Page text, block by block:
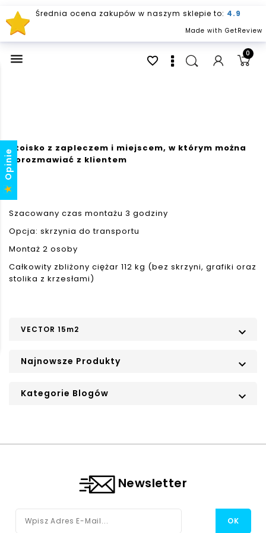
 0
favorite_border
Stoisko z zapleczem i miejscem, w którym można
porozmawiać z klientem
Szacowany czas montażu 3 godziny
Opcja: skrzynia do transportu
Montaż 2 osoby
Całkowity zbliżony ciężar 112 kg (bez skrzyni, grafiki oraz
stolika z krzesłami)
VECTOR 15m2 
Najnowsze Produkty 
Kategorie Blogów 
Newsletter
Opinie
Średnia ocena zakupów w naszym sklepie to: 4.9
Made with GetReview